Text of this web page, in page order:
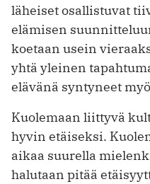
läheiset osallistuvat
elämisen
koetaan usein
yhtä yleinen
elävänä syntyneet
Kuolemaan liittyvä
hyvin etäiseksi.
aikaa suurella
halutaan pitää